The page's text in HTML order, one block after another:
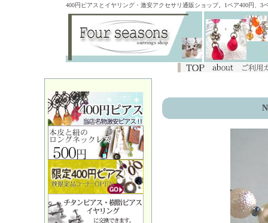
400円ピアスとイヤリング・激安アクセサリ通販ショップ。1ペア400円、